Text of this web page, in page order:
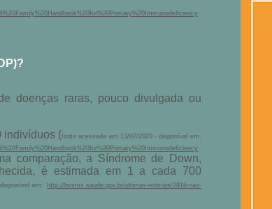
doenças raras, pouco divulgada ou
indivíduos (fonte acessada em 13/07/2020 - disponível em:
comparação, a Síndrome de Down,
é estimada em 1 a cada 700
em:
http://bvsms.saude.gov.br/ultimas-noticias/2916-nao-